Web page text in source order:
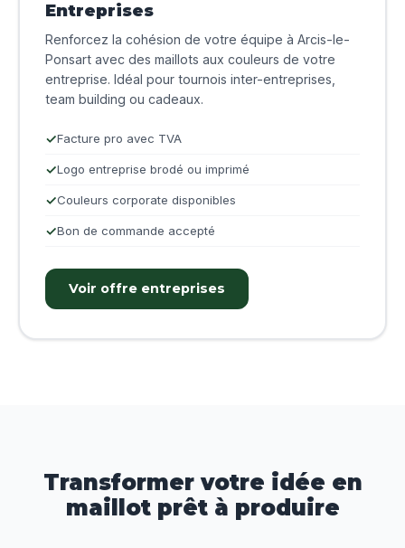
Entreprises
Renforcez la cohésion de votre équipe à Arcis-le-
Ponsart avec des maillots aux couleurs de votre
entreprise. Idéal pour tournois inter-entreprises,
team building ou cadeaux.
Facture pro avec TVA
Logo entreprise brodé ou imprimé
Couleurs corporate disponibles
Bon de commande accepté
Voir offre entreprises
Transformer votre idée en
maillot prêt à produire